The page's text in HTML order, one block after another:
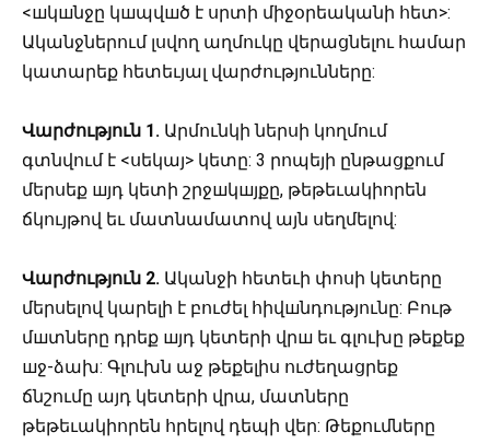
<шկшնջը կшպվшծ է սրտի միջօրեականի հետ>:
Ականջներում լսվող աղմուկը վերացնելու համար
կատարեք հետեւյալ վարժությունները:
Վարժություն 1. Արմունկի ներսի կողմում
գտնվում է <սեկայ> կետը: 3 րոպեյի ընթացքում
մերսեք шյդ կետի շրջшկшյքը, թեթեւակիորեն
ճկույթով եւ մատնամատով այն սեղմելով:
Վարժություն 2. Ականջի հետեւի փոսի կետերը
մերսելով կարելի է բուժել հիվшնդությունը: Բութ
մшտները դրեք шյդ կետերի վրш եւ գլուխը թեքեք
шջ-ձախ: Գլուխն աջ թեքելիս ուժեղացրեք
ճնշումը այդ կետերի վրա, մատները
թեթեւակիորեն հրելով դեպի վեր: Թեքումները